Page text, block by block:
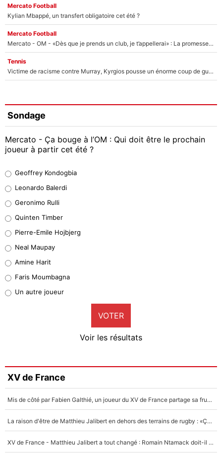
Mercato Football
Kylian Mbappé, un transfert obligatoire cet été ?
Mercato Football
Mercato - OM - «Dès que je prends un club, je t’appellerai» : La promesse de Marcelino au moment de claquer la porte
Tennis
Victime de racisme contre Murray, Kyrgios pousse un énorme coup de gueule !
Sondage
Mercato - Ça bouge à l’OM : Qui doit être le prochain
joueur à partir cet été ?
38%
32%
5%
1%
9%
Faris Moumbagna
4%
Un autre joueur
5%
Geoffrey Kondogbia
Leonardo Balerdi
Geronimo Rulli
Quinten Timber
Pierre-Emile Hojbjerg
Neal Maupay
Amine Harit
Faris Moumbagna
Un autre joueur
VOTER
Voir les résultats
XV de France
Mis de côté par Fabien Galthié, un joueur du XV de France partage sa frustration : «ils ne me l’ont pas dit tout de suite»
La raison d'être de Matthieu Jalibert en dehors des terrains de rugby : «Ça m'atteint autant que si tu touches à un membre de ma famille»
XV de France - Matthieu Jalibert a tout changé : Romain Ntamack doit-il s’inquiéter pour sa place à un an de la Coupe du monde ?